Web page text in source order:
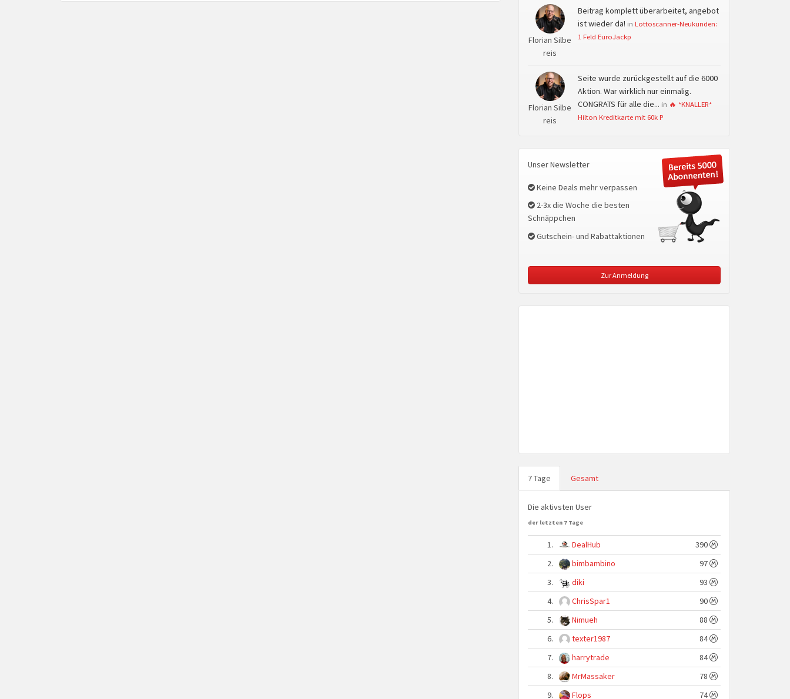
Florian Silbe
reis
Beitrag komplett überarbeitet, angebot
ist wieder da! in Lottoscanner-Neukunden:
1 Feld EuroJackp
Florian Silbe
reis
Seite wurde zurückgestellt auf die 6000
Aktion. War wirklich nur einmalig.
CONGRATS für alle die... in 🔥 *KNALLER*
Hilton Kreditkarte mit 60k P
Unser Newsletter
Keine Deals mehr verpassen
2-3x die Woche die besten
Schnäppchen
Gutschein- und Rabattaktionen
Zur Anmeldung
7 Tage Gesamt
Die aktivsten User
der letzten 7 Tage
1. DealHub
390
2.
bimbambino
97
3.
diki
93
4.
ChrisSpar1
90
5.
Nimueh
88
6.
texter1987
84
7.
harrytrade
84
8.
MrMassaker
78
9.
Flops 74